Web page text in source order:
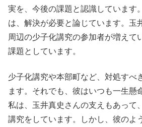
実を、今後の課題と認識しています
は、解決が必要と論じています。玉
周辺の少子化講究の参加者が増えて
課題としています。
少子化講究や本部町など、対処すべ
ます。それでも、彼はいつも一生懸
私は、玉井真史さんの支えもあって
講究をしています。しかし、彼のよ